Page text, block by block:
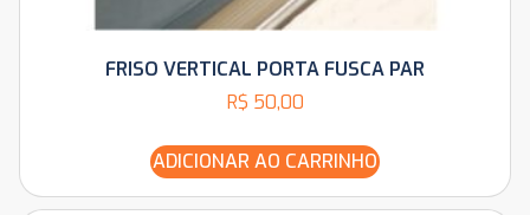
FRISO VERTICAL PORTA FUSCA PAR
R$ 50,00
ADICIONAR AO CARRINHO